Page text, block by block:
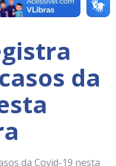
da
da Covid-19 nesta